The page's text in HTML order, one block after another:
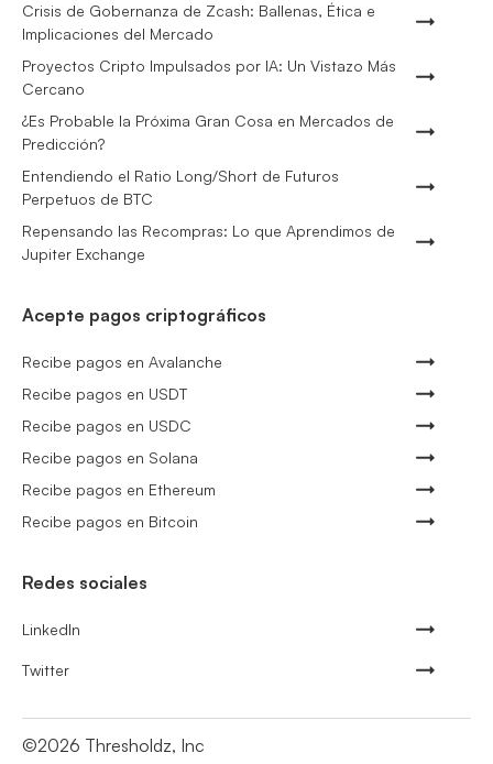
Crisis de Gobernanza de Zcash: Ballenas, Ética e
Implicaciones del Mercado
Proyectos Cripto Impulsados por IA: Un Vistazo Más
Cercano
¿Es Probable la Próxima Gran Cosa en Mercados de
Predicción?
Entendiendo el Ratio Long/Short de Futuros
Perpetuos de BTC
Repensando las Recompras: Lo que Aprendimos de
Jupiter Exchange
Acepte pagos criptográficos
Recibe pagos en Avalanche
Recibe pagos en USDT
Recibe pagos en USDC
Recibe pagos en Solana
Recibe pagos en Ethereum
Recibe pagos en Bitcoin
Redes sociales
LinkedIn
Twitter
©2026 Thresholdz, Inc